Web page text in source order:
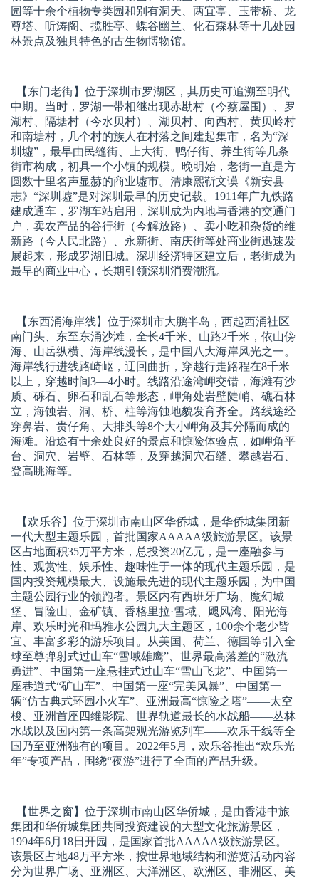
园等十余个植物专类园和别有洞天、两宜亭、玉带桥、龙
尊塔、听涛阁、揽胜亭、蝶谷幽兰、化石森林等十几处园
林景点及独具特色的古生物博物馆。
【东门老街】 位于深圳市罗湖区，其历史可追溯至明代
中期。当时，罗湖一带相继出现赤勘村（今蔡屋围）、罗
湖村、隔塘村（今水贝村）、湖贝村、向西村、黄贝岭村
和南塘村，几个村的族人在村落之间建起集市，名为“深
圳墟”，最早由民缝街、上大街、鸭仔街、养生街等几条
街市构成，初具一个小镇的规模。晚明始，老街一直是方
圆数十里名声显赫的商业墟市。清康熙靳文谟《新安县
志》“深圳墟”是对深圳最早的历史记载。1911年广九铁路
建成通车，罗湖车站启用，深圳成为内地与香港的交通门
户，卖农产品的谷行街（今解放路）、卖小吃和杂货的维
新路（今人民北路）、永新街、南庆街等处商业街迅速发
展起来，形成罗湖旧城。深圳经济特区建立后，老街成为
最早的商业中心，长期引领深圳消费潮流。
【东西涌海岸线】 位于深圳市大鹏半岛，西起西涌社区
南门头、东至东涌沙滩，全长4千米、山路2千米，依山傍
海、山岳纵横、海岸线漫长，是中国八大海岸风光之一。
海岸线行进线路崎岖，迂回曲折，穿越行走路程在8千米
以上，穿越时间3—4小时。线路沿途湾岬交错，海滩有沙
质、砾石、卵石和乱石等形态，岬角处岩壁陡峭、礁石林
立，海蚀岩、洞、桥、柱等海蚀地貌发育齐全。路线途经
穿鼻岩、贵仔角、大排头等8个大小岬角及其分隔而成的
海滩。沿途有十余处良好的景点和惊险体验点，如岬角平
台、洞穴、岩壁、石林等，及穿越洞穴石缝、攀越岩石、
登高眺海等。
【欢乐谷】 位于深圳市南山区华侨城，是华侨城集团新
一代大型主题乐园，首批国家AAAAA级旅游景区。该景
区占地面积35万平方米，总投资20亿元，是一座融参与
性、观赏性、娱乐性、趣味性于一体的现代主题乐园，是
国内投资规模最大、设施最先进的现代主题乐园，为中国
主题公园行业的领跑者。景区内有西班牙广场、魔幻城
堡、冒险山、金矿镇、香格里拉·雪域、飓风湾、阳光海
岸、欢乐时光和玛雅水公园九大主题区，100余个老少皆
宜、丰富多彩的游乐项目。从美国、荷兰、德国等引入全
球至尊弹射式过山车“雪域雄鹰”、世界最高落差的“激流
勇进”、中国第一座悬挂式过山车“雪山飞龙”、中国第一
座巷道式“矿山车”、中国第一座“完美风暴”、中国第一
辆“仿古典式环园小火车”、亚洲最高“惊险之塔”——太空
梭、亚洲首座四维影院、世界轨道最长的水战船——丛林
水战以及国内第一条高架观光游览列车——欢乐干线等全
国乃至亚洲独有的项目。2022年5月，欢乐谷推出“欢乐光
年”专项产品，围绕“夜游”进行了全面的产品升级。
【世界之窗】 位于深圳市南山区华侨城，是由香港中旅
集团和华侨城集团共同投资建设的大型文化旅游景区，
1994年6月18日开园，是国家首批AAAAA级旅游景区。
该景区占地48万平方米，按世界地域结构和游览活动内容
分为世界广场、亚洲区、大洋洲区、欧洲区、非洲区、美